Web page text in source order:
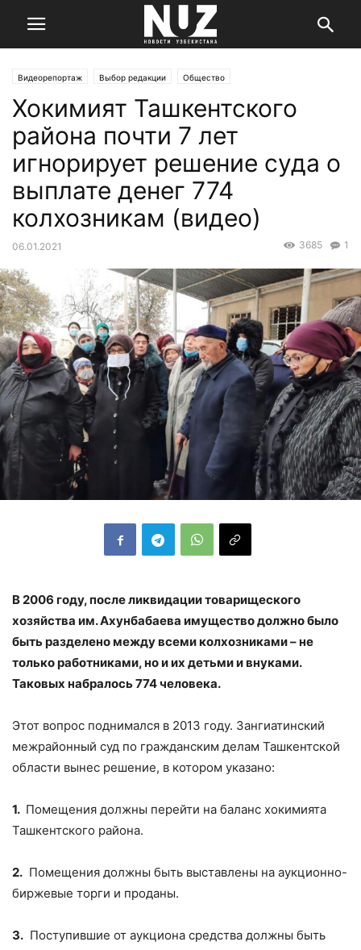
Видеорепортаж Выбор редакции Общество
Хокимият Ташкентского
района почти 7 лет
игнорирует решение суда о
выплате денег 774
колхозникам (видео)
06.01.2021 1
3685
В 2006 году, после ликвидации товарищеского
хозяйства им. Ахунбабаева имущество должно было
быть разделено между всеми колхозниками – не
только работниками, но и их детьми и внуками.
Таковых набралось 774 человека.
Этот вопрос поднимался в 2013 году. Зангиатинский
межрайонный суд по гражданским делам Ташкентской
области вынес решение, в котором указано:
1. Помещения должны перейти на баланс хокимията
Ташкентского района.
2. Помещения должны быть выставлены на аукционно-
биржевые торги и проданы.
3. Поступившие от аукциона средства должны быть